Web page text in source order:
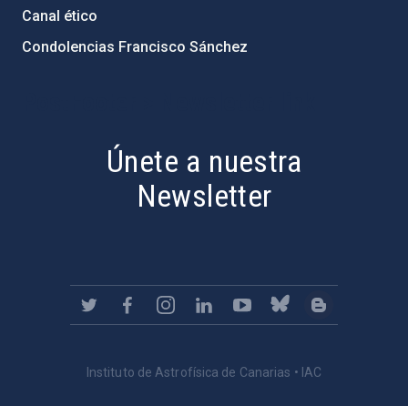
Canal ético
Condolencias Francisco Sánchez
Únete a nuestra
Newsletter
Instituto de Astrofísica de Canarias • IAC